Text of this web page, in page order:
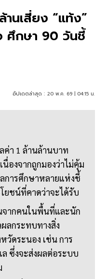
นเสี่ยง “แท้ง”
ศึกษา 90 วันชี้
อัปเดตล่าสุด : 20 พ.ค. 69 | 04:15 น.
ค่า 1 ล้านล้านบาท
นื่องจากถูกมองว่าไม่คุ้ม
การศึกษาหลายแห่งชี้
ยชน์ที่คาดว่าจะได้รับ
จากคนในพื้นที่และนัก
ผลกระทบทางสิ่ง
วัดระนอง เช่น การ
ล ซึ่งจะส่งผลต่อระบบ